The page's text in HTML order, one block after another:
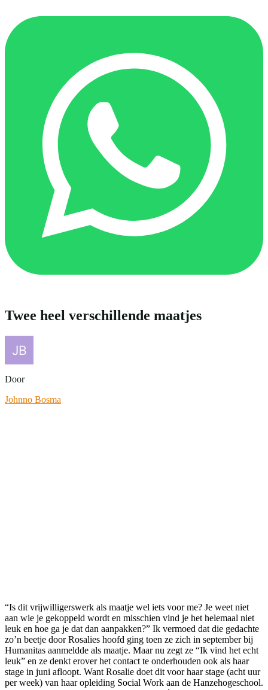
Twee heel verschillende maatjes
Door
Johnno Bosma
“Is dit vrijwilligerswerk als maatje wel iets voor me? Je weet niet
aan wie je gekoppeld wordt en misschien vind je het helemaal niet
leuk en hoe ga je dat dan aanpakken?” Ik vermoed dat die gedachte
zo’n beetje door Rosalies hoofd ging toen ze zich in september bij
Humanitas aanmeldde als maatje. Maar nu zegt ze “Ik vind het echt
leuk” en ze denkt erover het contact te onderhouden ook als haar
stage in juni afloopt. Want Rosalie doet dit voor haar stage (acht uur
per week) van haar opleiding Social Work aan de Hanzehogeschool.